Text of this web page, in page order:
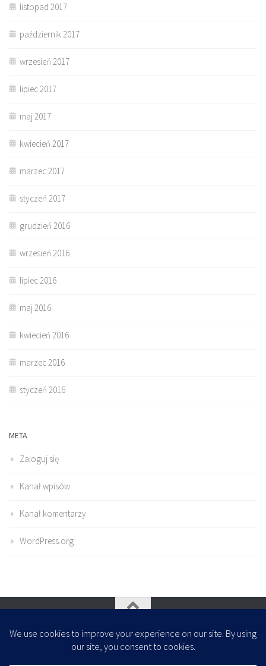
listopad 2017
październik 2017
wrzesień 2017
lipiec 2017
maj 2017
kwiecień 2017
marzec 2017
styczeń 2017
grudzień 2016
wrzesień 2016
lipiec 2016
maj 2016
kwiecień 2016
marzec 2016
styczeń 2016
META
Zaloguj się
Kanał wpisów
Kanał komentarzy
WordPress.org